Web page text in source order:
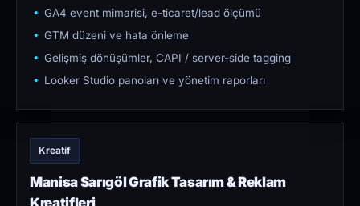
GA4 event mimarisi, e-ticaret/lead ölçümü
GTM düzeni ve hata önleme
Gelişmiş dönüşümler, CAPI / server-side tagging
Looker Studio panoları ve yönetim raporları
Kreatif
Manisa Sarıgöl Grafik Tasarım & Reklam